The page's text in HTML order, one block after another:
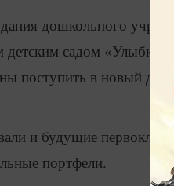
дошкольного
садом «Улыбка»
поступить в новый
и будущие
портфели.